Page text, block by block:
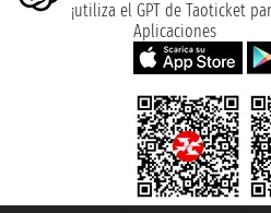
¡utiliza el GPT de Taoticket
Aplicaciones